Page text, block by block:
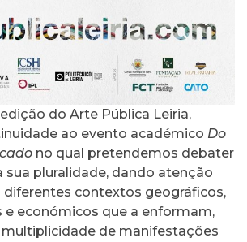
do Arte Pública Leiria,
ao evento académico Do
no qual pretendemos debater
sua pluralidade, dando atenção
diferentes contextos geográficos,
e económicos que a enformam,
de manifestações